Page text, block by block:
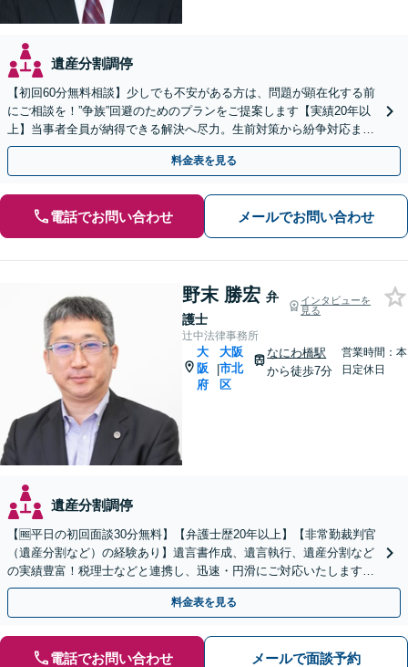
遺産分割調停
【初回60分無料相談】少しでも不安がある方は、問題が顕在化する前
にご相談を！”争族”回避のためのプランをご提案します【実績20年以
上】当事者全員が納得できる解決へ尽力。生前対策から紛争対応まで
トータルサポート【休日・夜間対応】【完全個室】
料金表を見る
電話でお問い合わせ メールでお問い合わせ
野末 勝宏 弁
護士
インタビューを
見る
辻中法律事務所
大
阪
府
|
大阪
市北
区
なにわ橋駅
から徒歩7分
営業時間：本
日定休日
遺産分割調停
【🆓平日の初回面談30分無料】【弁護士歴20年以上】【非常勤裁判官
（遺産分割など）の経験あり】遺言書作成、遺言執行、遺産分割など
の実績豊富！税理士などと連携し、迅速・円滑にご対応いたします
【女性弁護士と共同受任可】【御堂筋線淀屋橋駅7分】
料金表を見る
電話でお問い合わせ メールで面談予約